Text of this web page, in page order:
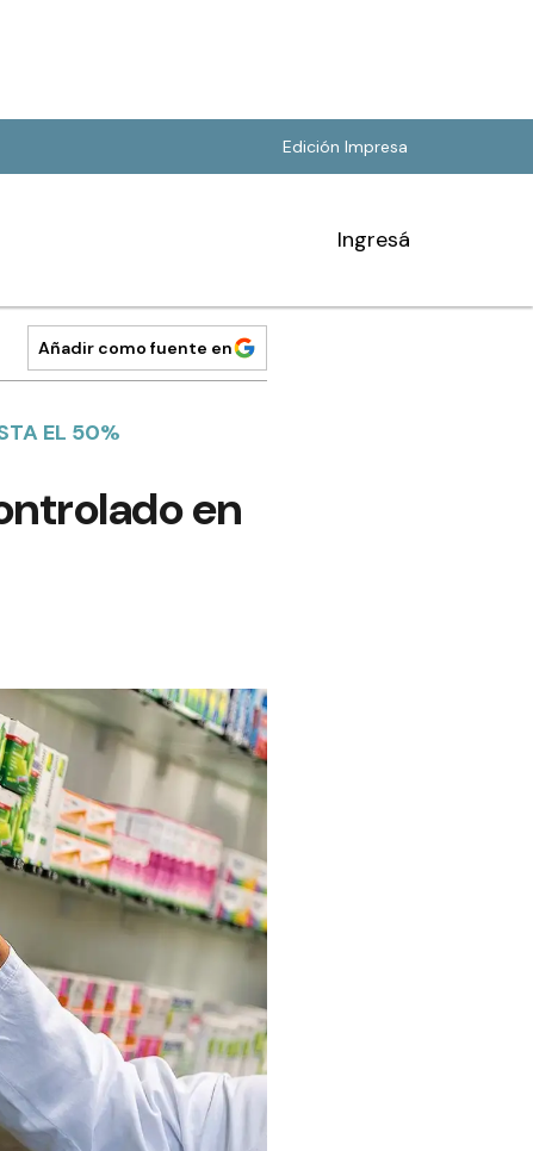
Edición Impresa
Ingresá
Añadir como fuente en
EL 50%
en